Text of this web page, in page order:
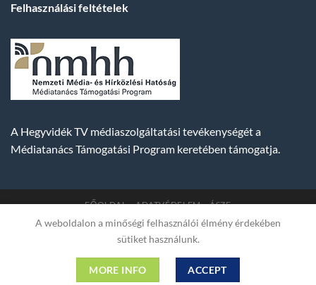
Felhasználási feltételek
A Hegyvidék TV médiaszolgáltatási tevékenységét a
Médiatanács Támogatási Program keretében támogatja.
FŐOLDAL ADATVÉDELEM ÁSZF
Copyright 2007-2026 © BUDA TV | Hegyvidék Média
Műsorszolgáltató Kft. | Budapest, Hungary, XII. Hajnóczy József
utca 2. fszt. | Cg. 01-09-882523 | A weboldal 256 bit SSL COMODO
titkosítással védve
A weboldalon a minőségi felhasználói élmény érdekében
sütiket használunk.
MORE INFO ACCEPT